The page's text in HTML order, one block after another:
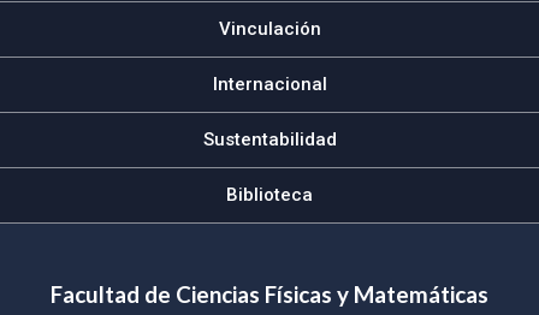
Vinculación
Internacional
Sustentabilidad
Biblioteca
Facultad de Ciencias Físicas y Matemáticas